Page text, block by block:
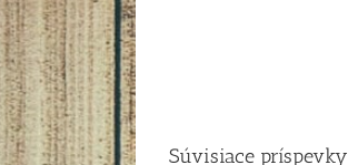
Súvisiace príspevky